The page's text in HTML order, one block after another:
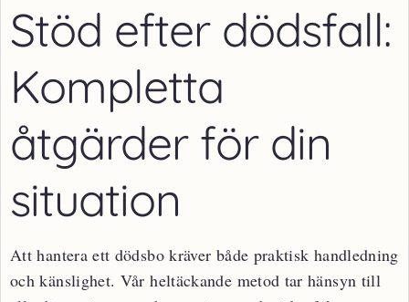
Stöd efter dödsfall:
Kompletta
åtgärder för din
situation
Att hantera ett dödsbo kräver både praktisk handledning
och känslighet. Vår heltäckande metod tar hänsyn till